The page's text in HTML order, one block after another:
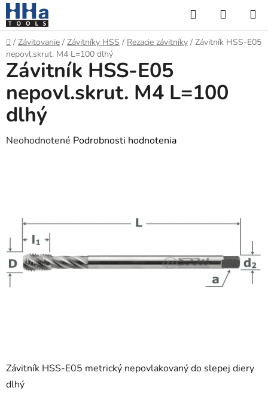
Prejsť
na
obsah
Hľadať
KOŠÍK
Domov
/ Závitovanie / Závitníky HSS / Rezacie závitníky / Závitník HSS-E05
nepovl.skrut. M4 L=100 dlhý
Závitník HSS-E05 metrický nepovlakovaný do slepej diery
dlhý
Závitník HSS-E05
nepovl.skrut. M4 L=100
dlhý
Priemerné
5
hviezdičiek.
Neohodnotené Podrobnosti hodnotenia